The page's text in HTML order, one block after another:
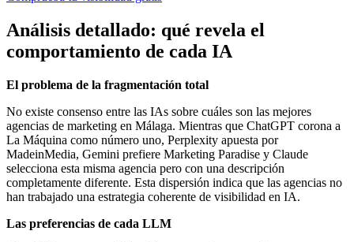
Análisis detallado: qué revela el
comportamiento de cada IA
El problema de la fragmentación total
No existe consenso entre las IAs sobre cuáles son las mejores
agencias de marketing en Málaga. Mientras que ChatGPT corona a
La Máquina como número uno, Perplexity apuesta por
MadeinMedia, Gemini prefiere Marketing Paradise y Claude
selecciona esta misma agencia pero con una descripción
completamente diferente. Esta dispersión indica que las agencias no
han trabajado una estrategia coherente de visibilidad en IA.
Las preferencias de cada LLM